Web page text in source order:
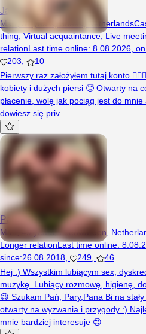
JakeRR1
Man, 31 years, Sneek, Netherlands
thing,Virtual acquaintance, Live
relationLast time online: 8.08.2026,
203,
10
Pierwszy raz założyłem tutaj konto
kobiety i dużych piersi 🥵 Otwarty na
płacenie, wolę jak pociąg jest do
dowiesz się priv
Pablo3838
Man, 49 years, Leeuwarden,
Longer relationLast time online:
since:26.08.2018 249
46
Hej :) Wszystkim lubiącym sex,
muzykę. Lubiący rozmowę, higienę,
😉 Szukam Pań, Pary,Pana Bi na
otwarty na wyzwania i przygody :)
mnie bardziej interesuje 😍